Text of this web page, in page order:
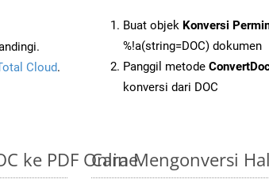
Cloud.
Buat objek Konversi
%!a(string=DOC) dokumen
Panggil metode
konversi dari DOC
ke PDF OnlineCara Mengonversi